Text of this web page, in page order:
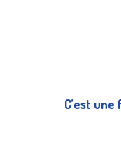
C’est